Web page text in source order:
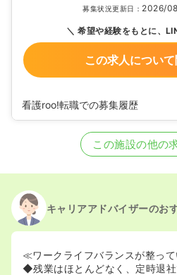
募集状況更新日： 2026/
希望や経験をもとに、
この求人につい
看護roo!転職での募集履歴
この施設の他の
キャリアアドバイザーのお
≪ワークライフバランスが整っ
◆残業はほとんどなく、定時退